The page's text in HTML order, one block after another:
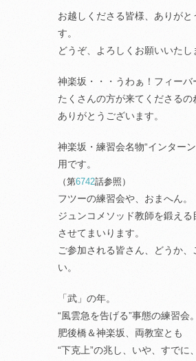
お越しくださる皆様、ありがと
す。
どうぞ、よろしくお願いいたし
神楽坂・・・うわぁ！フィーバ
たくさんの方が来てくださるの
ありがとうございます。
神楽坂・練習会名物“インター
用です。
（第6742話参照）
フツーの練習会や、おまへん。
ジュンコメソッド教師を鍛える
させてまいります。
ご参加される皆さん、どうか、
い。
「武」の年。
“風雲急を告げる”事態の練習会。
肥後橋＆神楽坂、両教室とも
“下克上”の兆し、いや、すでに